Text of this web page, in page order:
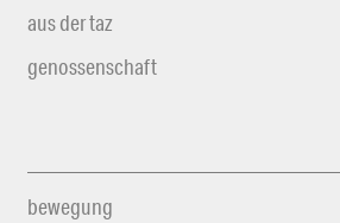
aus der taz
genossenschaft
bewegung